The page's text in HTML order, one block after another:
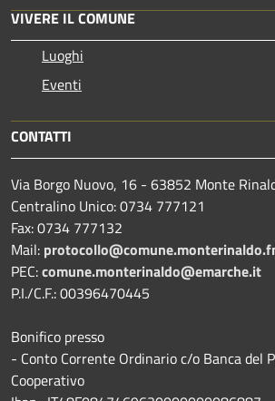
VIVERE IL COMUNE
Luoghi
Eventi
CONTATTI
Via Borgo Nuovo, 16 - 63852 Monte
Centralino Unico: 0734 777121
Fax: 0734 777132
Mail:
PEC:comune.monterinaldo@emarche.it
P.I./C.F.: 00396470445
Bonifico presso
​- Conto Corrente Ordinario c/o Banca del
Cooperativo